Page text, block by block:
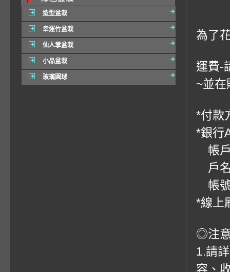
造型盆栽
幸運竹盆栽
仙人掌盆栽
小品盆栽
玻璃圓球
為了
運費-
~並在
*付款
*銀行
帳戶
戶
帳
*線上
◎注
1.請
容、